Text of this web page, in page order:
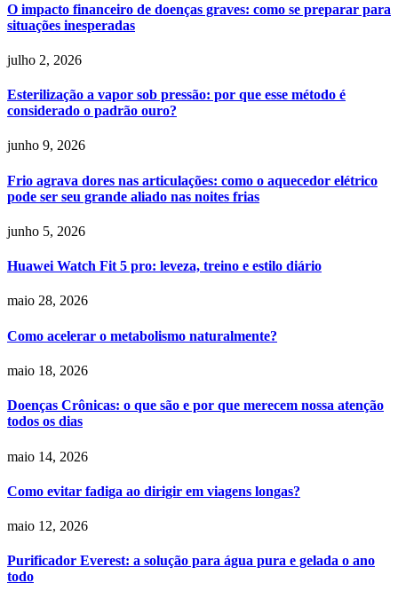
O impacto financeiro de doenças graves: como se preparar para
situações inesperadas
julho 2, 2026
Esterilização a vapor sob pressão: por que esse método é
considerado o padrão ouro?
junho 9, 2026
Frio agrava dores nas articulações: como o aquecedor elétrico
pode ser seu grande aliado nas noites frias
junho 5, 2026
Huawei Watch Fit 5 pro: leveza, treino e estilo diário
maio 28, 2026
Como acelerar o metabolismo naturalmente?
maio 18, 2026
Doenças Crônicas: o que são e por que merecem nossa atenção
todos os dias
maio 14, 2026
Como evitar fadiga ao dirigir em viagens longas?
maio 12, 2026
Purificador Everest: a solução para água pura e gelada o ano
todo